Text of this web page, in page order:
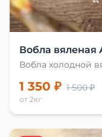
Вобла вяленая
Вобла холодной
1 350 ₽ 1 500 ₽
от 2кг